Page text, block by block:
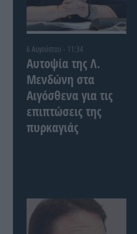
6 Αυγούστου - 11:34
Αυτοψία της Λ.
Μενδώνη στα
Αιγόσθενα για τις
επιπτώσεις της
πυρκαγιάς